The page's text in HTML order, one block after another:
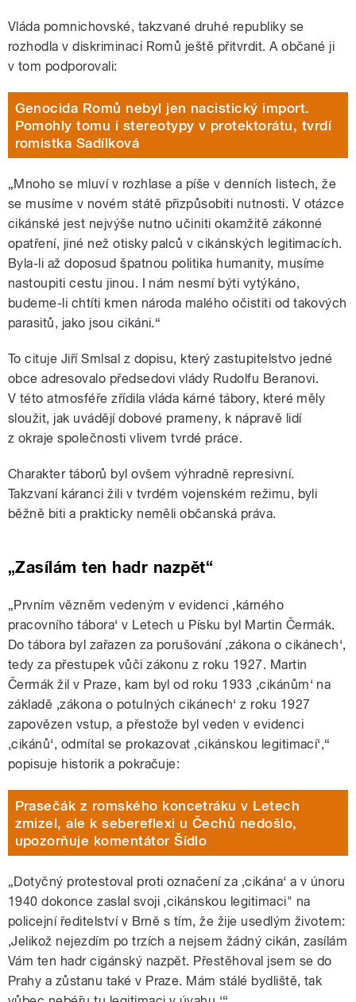
Vláda pomnichovské, takzvané druhé republiky se
rozhodla v diskriminaci Romů ještě přitvrdit. A občané ji
v tom podporovali:
Genocida Romů nebyl jen nacistický import.
Pomohly tomu i stereotypy v protektorátu, tvrdí
romistka Sadílková
„Mnoho se mluví v rozhlase a píše v denních listech, že
se musíme v novém státě přizpůsobiti nutnosti. V otázce
cikánské jest nejvýše nutno učiniti okamžitě zákonné
opatření, jiné než otisky palců v cikánských legitimacích.
Byla-li až doposud špatnou politika humanity, musíme
nastoupiti cestu jinou. I nám nesmí býti vytýkáno,
budeme-li chtíti kmen národa malého očistiti od takových
parasitů, jako jsou cikáni.“
To cituje Jiří Smlsal z dopisu, který zastupitelstvo jedné
obce adresovalo předsedovi vlády Rudolfu Beranovi.
V této atmosféře zřídila vláda kárné tábory, které měly
sloužit, jak uvádějí dobové prameny, k nápravě lidí
z okraje společnosti vlivem tvrdé práce.
Charakter táborů byl ovšem výhradně represivní.
Takzvaní káranci žili v tvrdém vojenském režimu, byli
běžně biti a prakticky neměli občanská práva.
„Zasílám ten hadr nazpět“
„Prvním vězněm vedeným v evidenci ‚kárného
pracovního tábora‘ v Letech u Písku byl Martin Čermák.
Do tábora byl zařazen za porušování ‚zákona o cikánech‘,
tedy za přestupek vůči zákonu z roku 1927. Martin
Čermák žil v Praze, kam byl od roku 1933 ‚cikánům‘ na
základě ‚zákona o potulných cikánech‘ z roku 1927
zapovězen vstup, a přestože byl veden v evidenci
‚cikánů‘, odmítal se prokazovat ‚cikánskou legitimací‘,“
popisuje historik a pokračuje:
Prasečák z romského koncetráku v Letech
zmizel, ale k sebereflexi u Čechů nedošlo,
upozorňuje komentátor Šídlo
„Dotyčný protestoval proti označení za ‚cikána‘ a v únoru
1940 dokonce zaslal svoji ‚cikánskou legitimaci" na
policejní ředitelství v Brně s tím, že žije usedlým životem:
‚Jelikož nejezdím po trzích a nejsem žádný cikán, zasílám
Vám ten hadr cigánský nazpět. Přestěhoval jsem se do
Prahy a zůstanu také v Praze. Mám stálé bydliště, tak